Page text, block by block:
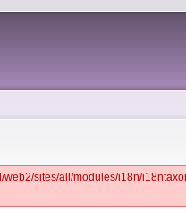
sites/all/modules/i18n/